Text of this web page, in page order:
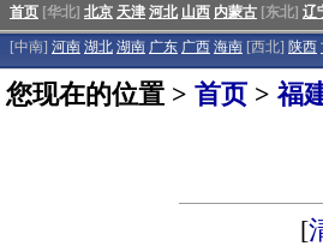
首页 [华北] 北京 天津 河北 山西 内蒙古 [东北] 辽
[中南] 河南 湖北 湖南 广东 广西 海南 [西北] 陕西
您现在的位置 > 首页 >福
[